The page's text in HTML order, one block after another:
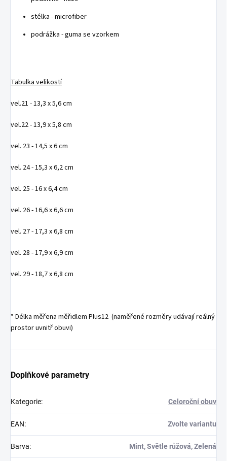
stélka - microfiber
podrážka - guma se vzorkem
Tabulka velikostí
vel.21 - 13,3 x 5,6 cm
vel.22 - 13,9 x 5,8 cm
vel. 23 - 14,5 x 6 cm
vel. 24 - 15,3 x 6,2 cm
vel. 25 - 16 x 6,4 cm
vel. 26 - 16,6 x 6,6 cm
vel. 27 - 17,3 x 6,8 cm
vel. 28 - 17,9 x 6,9 cm
vel. 29 - 18,7 x 6,8 cm
* Délka měřena měřidlem Plus12 (naměřené rozměry udávají reálný
prostor uvnitř obuvi)
Doplňkové parametry
Kategorie: Celoroční obuv
EAN: Zvolte variantu
Barva: Mint, Světle růžová, Zelená